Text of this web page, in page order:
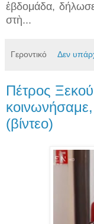
ἑβδομάδα,
στὴ...
Γεροντικό Δεν
Πέτρος
κοινωνήσαμε,
(βίντεο)